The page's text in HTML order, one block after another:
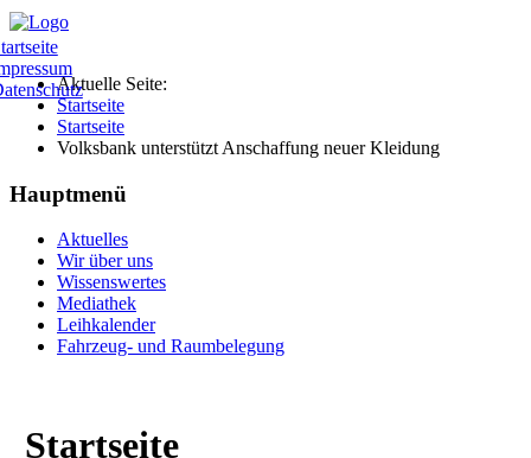
Aktuelle Seite:
Startseite
Startseite
Volksbank unterstützt Anschaffung neuer Kleidung
Hauptmenü
Aktuelles
Wir über uns
Wissenswertes
Mediathek
Leihkalender
Fahrzeug- und Raumbelegung
Startseite